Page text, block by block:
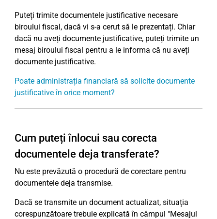
Puteți trimite documentele justificative necesare
biroului fiscal, dacă vi s-a cerut să le prezentați. Chiar
dacă nu aveți documente justificative, puteți trimite un
mesaj biroului fiscal pentru a le informa că nu aveți
documente justificative.
Poate administrația financiară să solicite documente
justificative în orice moment?
Cum puteți înlocui sau corecta
documentele deja transferate?
Nu este prevăzută o procedură de corectare pentru
documentele deja transmise.
Dacă se transmite un document actualizat, situația
corespunzătoare trebuie explicată în câmpul "Mesajul